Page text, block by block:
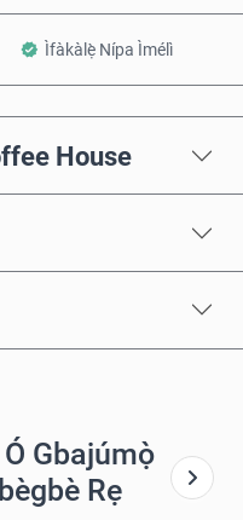
Ìfàkàlẹ̀ Nípa Ìmélì
House
Gbajúmọ̀
Rẹ